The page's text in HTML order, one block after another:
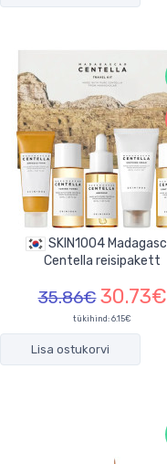
Centella reisipakett
35.86€30.73€
tükihind: 6.15€
Lisa ostukorvi